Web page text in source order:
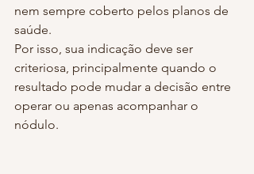
nem sempre coberto pelos planos de
saúde.
Por isso, sua indicação deve ser
criteriosa, principalmente quando o
resultado pode mudar a decisão entre
operar ou apenas acompanhar o
nódulo.